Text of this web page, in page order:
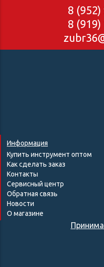
8 (952)
8 (919)
Информация
Купить инструмент оптом
Как сделать заказ
Контакты
Сервисный центр
Обратная связь
Новости
О магазине